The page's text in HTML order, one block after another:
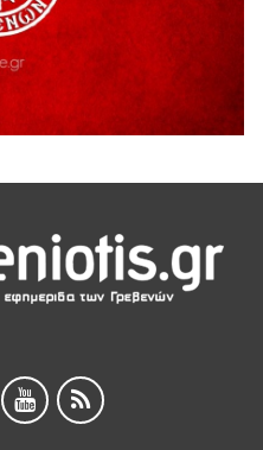
μοναδική συναυλία
ταινία «Μικρές
για κλοπή
Θέατρο “Καστράκι”,